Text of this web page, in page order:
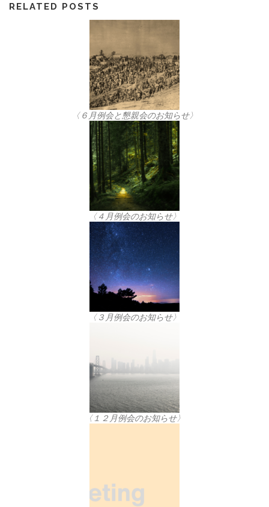
RELATED POSTS
〈６月例会と懇親会のお知らせ〉
〈４月例会のお知らせ〉
〈３月例会のお知らせ〉
〈１２月例会のお知らせ〉